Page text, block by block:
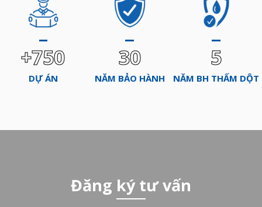
+750
DỰ ÁN
30
NĂM BẢO HÀNH
5
NĂM BH THẤM DỘT
Đăng ký tư vấn